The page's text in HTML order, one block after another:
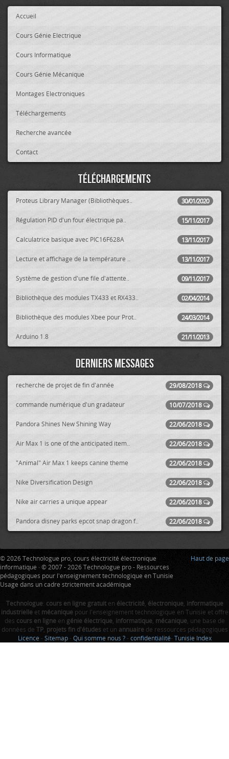
Accueil
Cours Génie Electrique
Cours Informatique
Cours Génie Mécanique
Montages Electroniques
Téléchargements
Recherche avancée
Contact
Téléchargements
30/01/2020
Proteus Library Manager (Bibliothèques..
15/11/2017
Régulation PID d'un four électrique pa..
13/11/2017
Calculatrice basique avec PIC16F628A
13/11/2017
Lecture et affichage de la température ..
09/11/2017
Système de gestion d'une file d'attente..
02/04/2014
Bibliothèque des modules TX433 et RX433..
24/03/2014
Bibliothèque des modules Xbee pour Prot..
21/11/2013
Arduino 1.8
Derniers messages
29/08/2018
recherche de projet de fin d'année
10/07/2018
commande numérique d'un gradateur
22/06/2018
Pandora Shines New Shining Way
22/06/2018
Air Max 1 is one of the anticipated item..
22/06/2018
"Animal" Air Max 1 keeps canine theme
22/06/2018
Nike Diversification Design
22/06/2018
Nike air carries a unique appear
22/06/2018
Pandora disney parks epcot snap dragon f..
Haut de page
© 2026 Technologue pro, cours électricité électronique
informatique · © 2007 - 2026 Technologue pro - Ressources
pédagogiques pour l'enseignement technologique en Tunisie
Usage dans un cadre strictement académique
Technologue: cours en ligne gratuiten électricité, électronique, informatique
industrielleet mécaniquepour l'enseignement technologique en Tunisie et offre
des cours en ligneen génie électrique, informatique, mécanique, une base de
données de TP, projets fin d'étudeset un annuairede ressources pédagogiques
Licence - Sitemap - Qui somme nous ? - confidentialité- Tunisie Index